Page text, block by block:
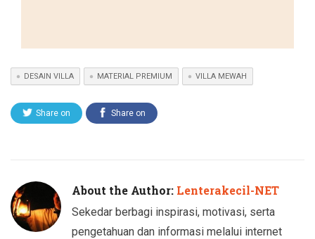
DESAIN VILLA MATERIAL PREMIUM VILLA MEWAH
Share on Share on
About the Author: Lenterakecil-NET
Sekedar berbagi inspirasi, motivasi, serta
pengetahuan dan informasi melalui internet